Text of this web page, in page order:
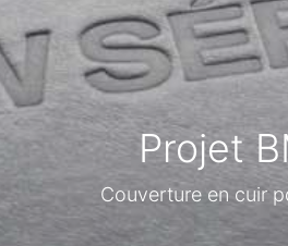
Projet
Couverture en cuir